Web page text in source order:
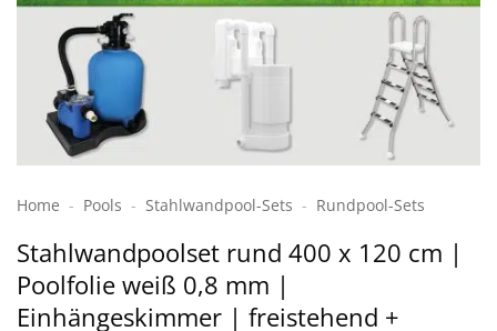
Home - Pools - Stahlwand­pool-Sets - Rundpool-Sets
Stahlwand­poolset rund 400 x 120 cm |
Poolfolie weiß 0,8 mm |
Einhängeskimmer | freistehend +